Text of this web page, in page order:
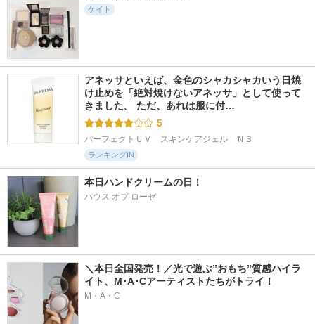
ケイト
アネッサといえば、金色のシャカシャカいう日焼
け止めを「絶対焼けないアネッサ」として使って
きました。 ただ、あれは服に付…
5
パーフェクトＵＶ　スキンケアジェル　ＮＢ
ランキングIN
本日ハンドクリームの日！
ハウス オブ ローゼ
＼本日全国発売！／光で遊ぶ”おもち”質感ハイラ
イト、M･A･Cアーティストたちがトライ！
M・A・C